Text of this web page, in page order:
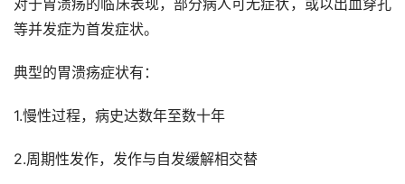
等并发症为首发症状。
典型的胃溃疡症状有：
1.慢性过程，病史达数年至数十年
2.周期性发作，发作与自发缓解相交替